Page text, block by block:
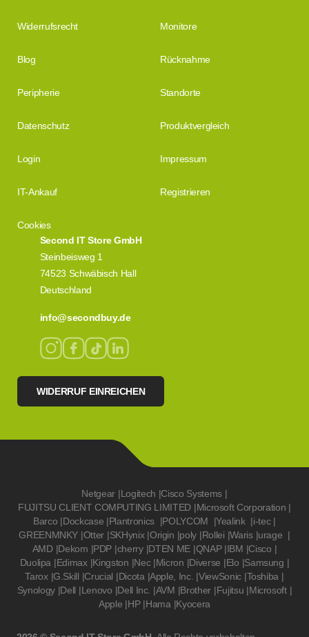
Second IT Store GmbH
Steinbeisweg 1
74523 Schwäbisch Hall
Deutschland
info@secondbuy.de
WIDERRUF EINREICHEN
Widerrufsrecht Monitore
Blog Rücknahme
Peripherie Standorte
Datenschutz Produktvergleich
Login Impressum
IT-Ankauf Registrieren
Cookies
Netgear |Logitech |Cisco Systems |
FUJITSU CLIENT COMPUTING LIMITED |Microsoft Corporation |
Barco |Dockcase |Plantronics |POLYCOM |Yealink |i-tec |
GREENMNKY |Otter |SKHynix |Origin |poly |Rollei |Waris |urage |
AMD |Dekom |PDP |cherry |DTEN ME |QNAP |IBM |Cisco |
Duolipa |Edimax |Kingston |Nec |Micron |Diverse |Elo |Samsung |
Tarox |G.Skill |Crucial |Dicota |Apple, Inc. |ViewSonic |Toshiba |
Synology |Dell |Lenovo |Dell Inc. |AVM |Brother |Fujitsu |Microsoft |
Apple |HP |Hama |Kyocera